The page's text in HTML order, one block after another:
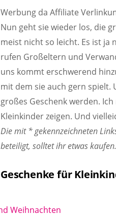
Werbung da Affiliate
Nun geht sie wieder los, die
meist nicht so leicht. Es ist ja
rufen Großeltern und
uns kommt erschwerend
mit dem sie auch gern spielt.
großes Geschenk werden.
Kleinkinder zeigen. Und
Die mit * gekennzeichneten
beteiligt, solltet ihr etwas
Geschenke für